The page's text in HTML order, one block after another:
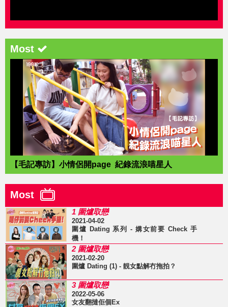
Most
【毛記專訪】小情侶開page 紀錄流浪喵星人
Most
1 圍爐取戀
2021-04-02
圍爐 Dating 系列 - 媾女前要 Check 手
機！
2 圍爐取戀
2021-02-20
圍爐 Dating (1) - 靚女點解冇拖拍？
3 圍爐取戀
2022-05-06
女友翻撻佢個Ex